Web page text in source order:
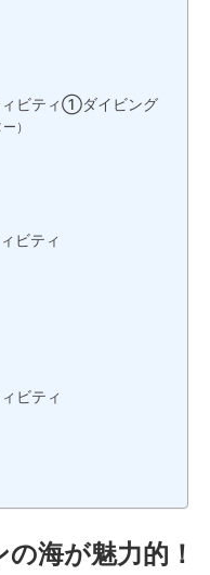
ィビティ①ダイビング
）
ビティ
ビティ
海が魅力的！